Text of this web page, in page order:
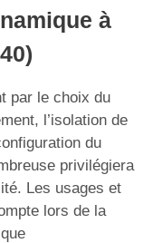
à
par le choix du
l’isolation de
du
privilégiera
Les usages et
lors de la